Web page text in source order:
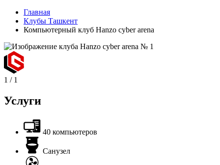
Главная
Клубы Ташкент
Компьютерный клуб Hanzo cyber arena
1 / 1
Услуги
40 компьютеров
Санузел